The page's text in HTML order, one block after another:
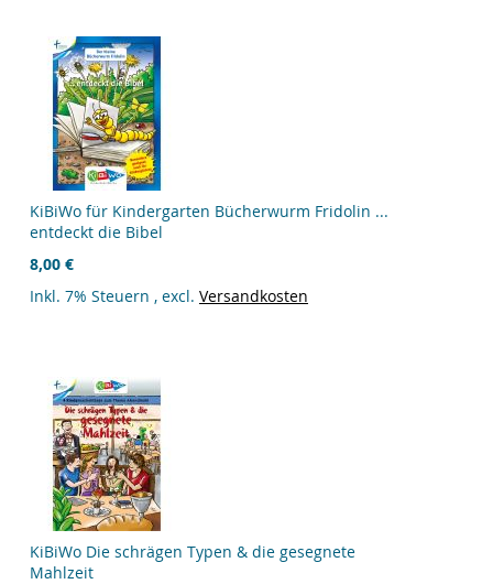
KiBiWo für Kindergarten Bücherwurm Fridolin ...
entdeckt die Bibel
8,00 €
Inkl. 7% Steuern , excl. Versandkosten
KiBiWo Die schrägen Typen & die gesegnete
Mahlzeit